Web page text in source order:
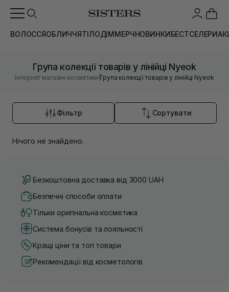
ВОЛОССЯОБЛИЧЧЯТІЛОДІММЕРЧНОВИНКИБЕСТСЕЛЕРИ
Група колекції товарів у лінійці Nyeok
Інтернет магазин косметики |Група колекції товарів у лінійці Nyeok
Фільтр Сортувати
Нічого не знайдено.
Безкоштовна доставка від 3000 UAH
Безпечні способи оплати
Тільки оригінальна косметика
Система бонусів та лояльності
Кращі ціни та топ товари
Рекомендації від косметологів